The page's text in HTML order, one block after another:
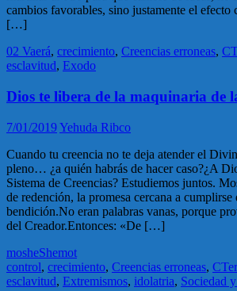
cambios favorables, sino justamente el efecto
[…]
02 Vaerá, crecimiento, Creencias erroneas,
esclavitud, Exodo
Dios te libera de la maquinaria de
7/01/2019Yehuda Ribco
Cuando tu creencia no te deja atender el
pleno… ¿a quién habrás de hacer caso?¿A
Sistema de Creencias? Estudiemos juntos.
de redención, la promesa cercana a
bendición.No eran palabras vanas, porque
del Creador.Entonces: «De […]
mosheShemot
control, crecimiento, Creencias erroneas,
esclavitud, Extremismos, idolatria, Sociedad